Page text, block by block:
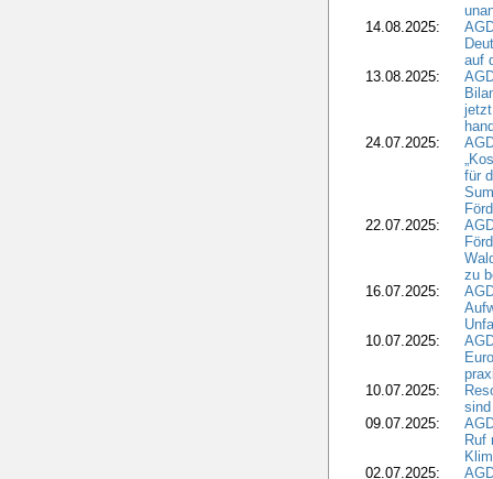
14.08.2025:
auf
13.08.2025:
24.07.2025:
für
22.07.2025:
zu
16.07.2025:
10.07.2025:
10.07.2025:
09.07.2025:
Ruf
02.07.2025: